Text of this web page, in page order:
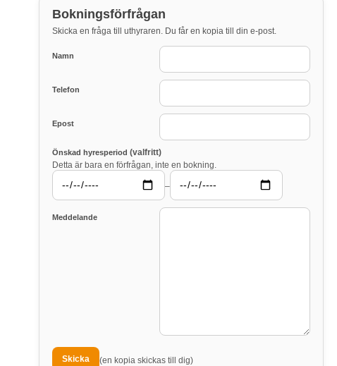
Bokningsförfrågan
Skicka en fråga till uthyraren. Du får en kopia till din e-post.
Namn
Telefon
Epost
Önskad hyresperiod (valfritt)
Detta är bara en förfrågan, inte en bokning.
–
Meddelande
(en kopia skickas till dig)